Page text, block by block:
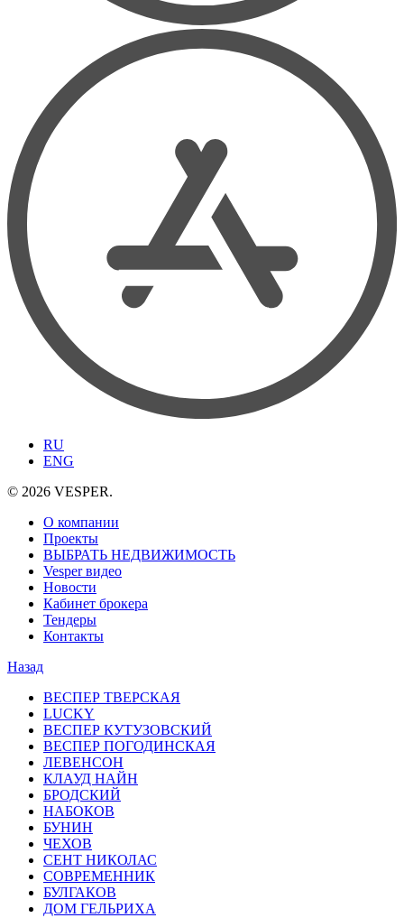
RU
ENG
© 2026 VESPER.
О компании
Проекты
ВЫБРАТЬ НЕДВИЖИМОСТЬ
Vesper видео
Новости
Кабинет брокера
Тендеры
Контакты
Назад
ВЕСПЕР ТВЕРСКАЯ
LUCKY
ВЕСПЕР КУТУЗОВСКИЙ
ВЕСПЕР ПОГОДИНСКАЯ
ЛЕВЕНСОН
КЛАУД НАЙН
БРОДСКИЙ
НАБОКОВ
БУНИН
ЧЕХОВ
СЕНТ НИКОЛАС
СОВРЕМЕННИК
БУЛГАКОВ
ДОМ ГЕЛЬРИХА